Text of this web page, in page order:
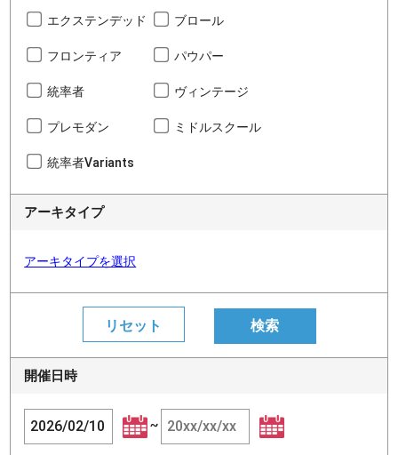
エクステンデッド ブロール
フロンティア パウパー
統率者 ヴィンテージ
プレモダン ミドルスクール
統率者Variants
アーキタイプ
アーキタイプを選択
開催日時
~